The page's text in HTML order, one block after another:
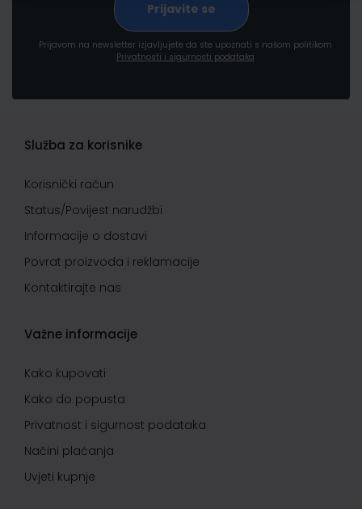
Prijavom na newsletter izjavljujete da ste upoznati s našom politikom
Privatnosti i sigurnosti podataka
Služba za korisnike
Korisnički račun
Status/Povijest narudžbi
Informacije o dostavi
Povrat proizvoda i reklamacije
Kontaktirajte nas
Važne informacije
Kako kupovati
Kako do popusta
Privatnost i sigurnost podataka
Načini plaćanja
Uvjeti kupnje